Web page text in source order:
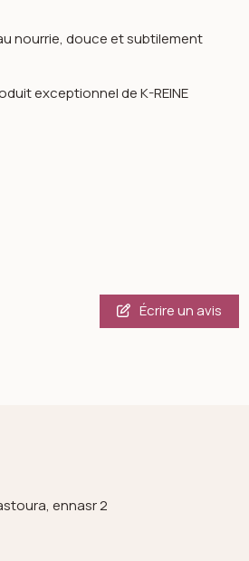
nourrie, douce et subtilement
exceptionnel de K-REINE
Écrire un avis
ennasr 2